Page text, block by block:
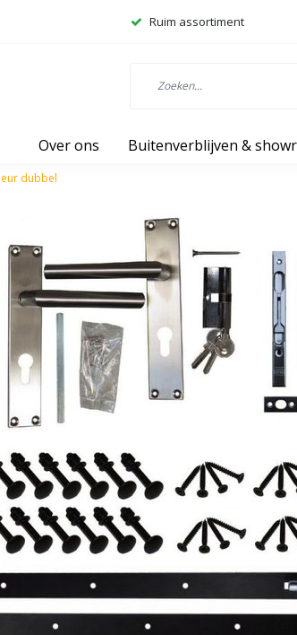
Ruim assortiment
Over ons Buitenverblijven &
dubbel